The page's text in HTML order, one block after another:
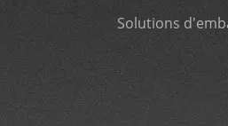
Solutions